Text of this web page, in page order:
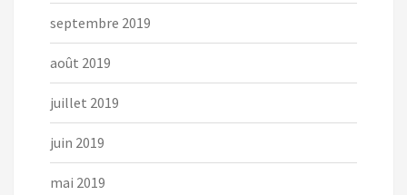
septembre 2019
août 2019
juillet 2019
juin 2019
mai 2019